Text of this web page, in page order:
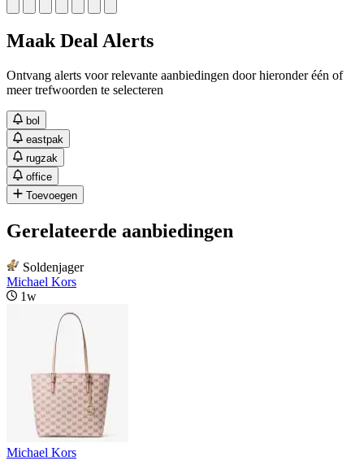
Maak Deal Alerts
Ontvang alerts voor relevante aanbiedingen door hieronder één of
meer trefwoorden te selecteren
bol
eastpak
rugzak
office
Toevoegen
Gerelateerde aanbiedingen
Soldenjager
Michael Kors
1w
Michael Kors